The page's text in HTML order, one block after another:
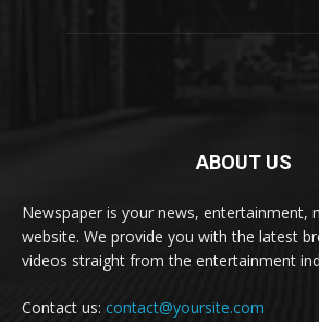
ABOUT US
Newspaper is your news, entertainment,
website. We provide you with the latest
videos straight from the entertainment
Contact us: contact@yoursite.com